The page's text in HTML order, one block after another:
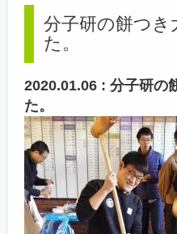
ず
分子研の餅つき
た。
2020.01.06 : 分子研の
た。